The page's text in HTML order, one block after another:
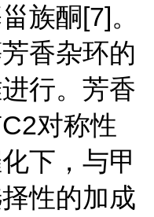
族酮[7]。
香杂环的
行。芳香
对称性
下，与甲
性的加成